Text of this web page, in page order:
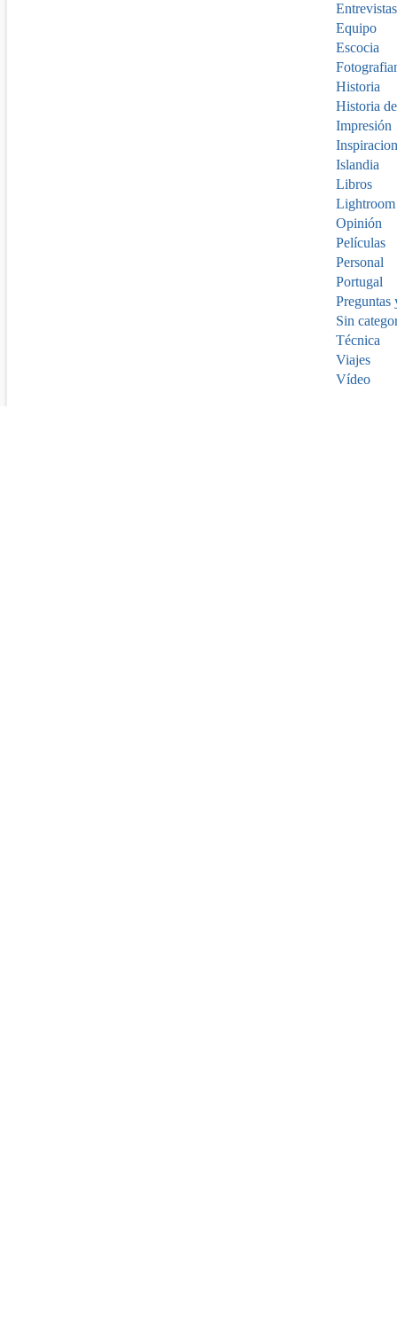
Entrevistas
Equipo
Escocia
Historia
Historia
Impresión
Islandia
Libros
Lightroom
Opinión
Películas
Personal
Portugal
Preguntas
Sin
Técnica
Viajes
Vídeo